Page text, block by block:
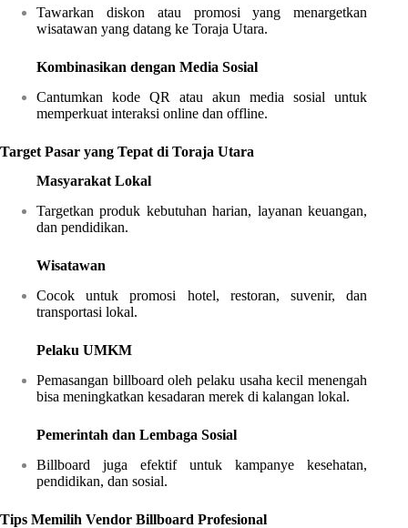
Tawarkan diskon atau promosi yang menargetkan
wisatawan yang datang ke Toraja Utara.
Kombinasikan dengan Media Sosial
Cantumkan kode QR atau akun media sosial untuk
memperkuat interaksi online dan offline.
Target Pasar yang Tepat di Toraja Utara
Masyarakat Lokal
Targetkan produk kebutuhan harian, layanan keuangan,
dan pendidikan.
Wisatawan
Cocok untuk promosi hotel, restoran, suvenir, dan
transportasi lokal.
Pelaku UMKM
Pemasangan billboard oleh pelaku usaha kecil menengah
bisa meningkatkan kesadaran merek di kalangan lokal.
Pemerintah dan Lembaga Sosial
Billboard juga efektif untuk kampanye kesehatan,
pendidikan, dan sosial.
Tips Memilih Vendor Billboard Profesional